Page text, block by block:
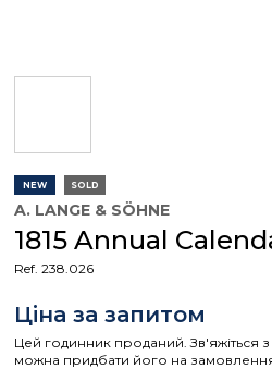
NEW SOLD
A. LANGE & SÖHNE
1815 Annual
Ref. 238.026
Ціна за запитом
Цей годинник проданий. Зв'яжіться
можна придбати його на